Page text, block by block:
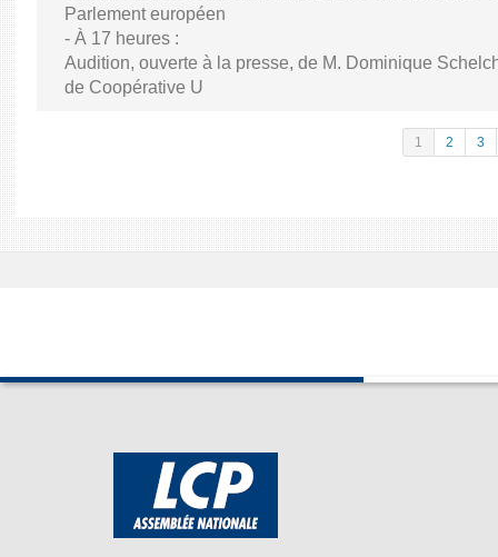
Parlement européen
- À 17 heures :
Audition, ouverte à la presse, de M. Dominique
de Coopérative U
1 2 3